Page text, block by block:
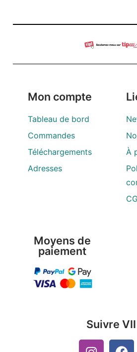
Mon compte
Tableau de bord
Commandes
Téléchargements
Adresses
À
Moyens de
paiement
Suivre VII